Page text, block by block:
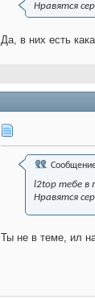
Нравятся
Да, в них есть
l2top тебе в
Нравятся
Ты не в теме, ил